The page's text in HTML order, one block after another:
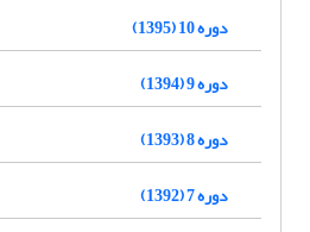
دوره 10 (1395)
دوره 9 (1394)
دوره 8 (1393)
دوره 7 (1392)